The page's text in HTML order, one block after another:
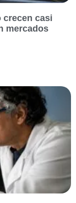
crecen casi
mercados